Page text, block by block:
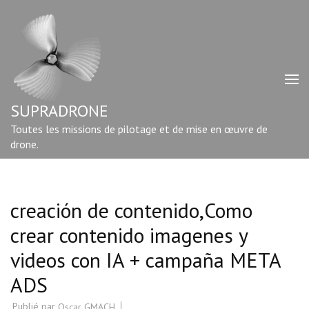
contenu
Entrée)
SUPRADRONE
Toutes les missions de pilotage et de mise en œuvre de
drone.
creación de contenido,Como
crear contenido imagenes y
videos con IA + campaña META
ADS
Publié par